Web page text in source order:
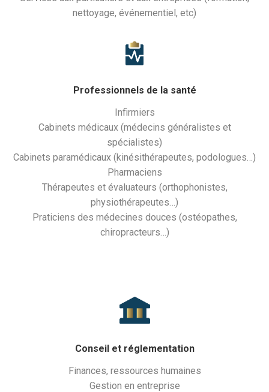
nettoyage, événementiel, etc)
Professionnels de la santé
Infirmiers
Cabinets médicaux (médecins généralistes et
spécialistes)
Cabinets paramédicaux (kinésithérapeutes, podologues…)
Pharmaciens
Thérapeutes et évaluateurs (orthophonistes,
physiothérapeutes…)
Praticiens des médecines douces (ostéopathes,
chiropracteurs…)
Conseil et réglementation
Finances, ressources humaines
Gestion en entreprise